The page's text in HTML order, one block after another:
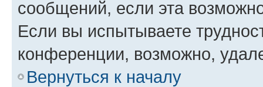
сообщений, если эта
Если вы испытываете
конференции, возможно,
Вернуться к началу